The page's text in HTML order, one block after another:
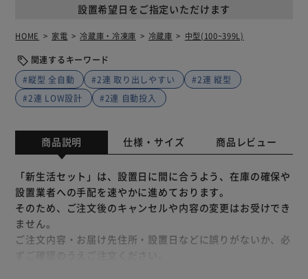
設置希望日をご指定いただけます
HOME 家電 冷蔵庫・冷凍庫 冷蔵庫 中型(100~399L)
関連するキーワード
#縦型 全自動
#2連 取り出しやすい
#2連 縦型
#2連 LOW設計
#2連 自動投入
商品説明 仕様・サイズ 商品レビュー
「新生活セット」は、設置日に間に合うよう、在庫の確保や
設置業者への手配を速やかに進めております。
そのため、ご注文後のキャンセルや内容の変更はお受けでき
ません。
ご注文内容・お届け先住所・設置日などに誤りがないか、必